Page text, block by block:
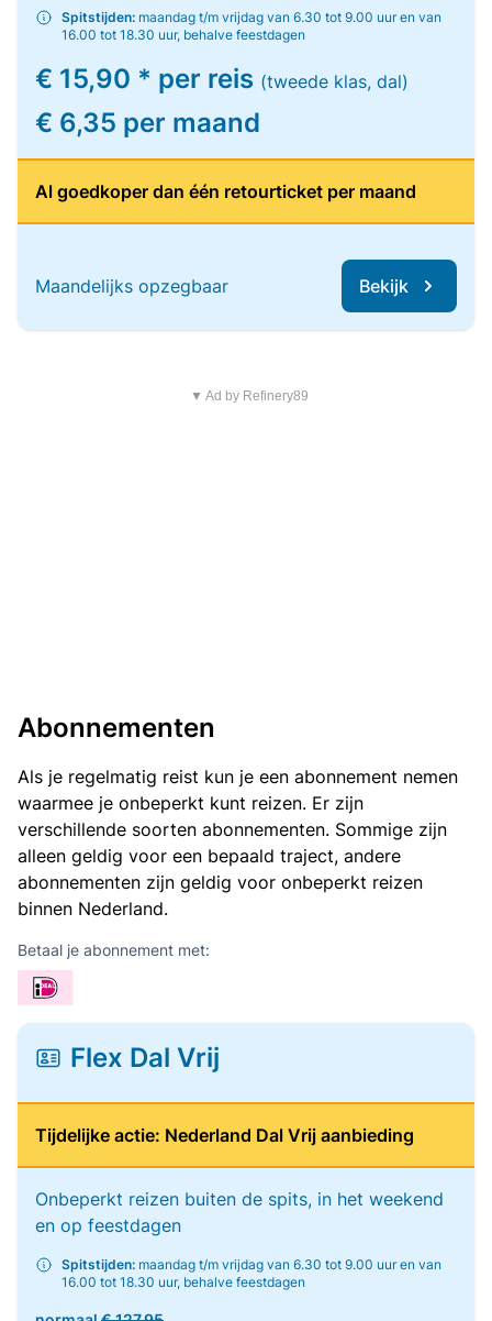
Spitstijden: maandag t/m vrijdag van 6.30 tot 9.00 uur en van
16.00 tot 18.30 uur, behalve feestdagen
€ 15,90 * per reis (tweede klas, dal)
€ 6,35 per maand
Al goedkoper dan één retourticket per maand
Maandelijks opzegbaar Bekijk
▼ Ad by Refinery89
Abonnementen
Als je regelmatig reist kun je een abonnement nemen
waarmee je onbeperkt kunt reizen. Er zijn
verschillende soorten abonnementen. Sommige zijn
alleen geldig voor een bepaald traject, andere
abonnementen zijn geldig voor onbeperkt reizen
binnen Nederland.
Betaal je abonnement met:
Flex Dal Vrij
Tijdelijke actie: Nederland Dal Vrij aanbieding
Onbeperkt reizen buiten de spits, in het weekend
en op feestdagen
Spitstijden: maandag t/m vrijdag van 6.30 tot 9.00 uur en van
16.00 tot 18.30 uur, behalve feestdagen